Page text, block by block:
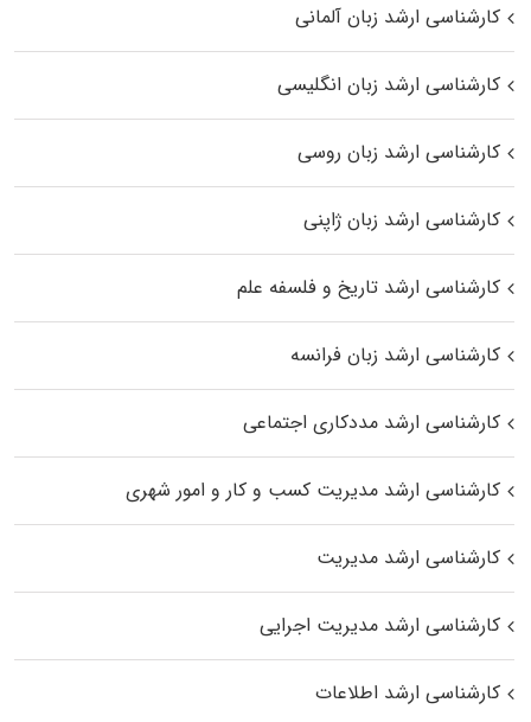
کارشناسی ارشد زبان آلمانی
کارشناسی ارشد زبان انگلیسی
کارشناسی ارشد زبان روسی
کارشناسی ارشد زبان ژاپنی
کارشناسی ارشد تاریخ و فلسفه علم
کارشناسی ارشد زبان فرانسه
کارشناسی ارشد مددکاری اجتماعی
کارشناسی ارشد مدیریت کسب و کار و امور شهری
کارشناسی ارشد مدیریت
کارشناسی ارشد مدیریت اجرایی
کارشناسی ارشد اطلاعات